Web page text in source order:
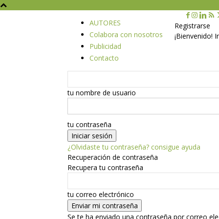
AUTORES
Colabora con nosotros
Publicidad
Contacto
Registrarse
¡Bienvenido!
tu nombre de usuario
tu contraseña
¿Olvidaste tu contraseña? consigue ayuda
Recuperación de contraseña
Recupera tu contraseña
tu correo electrónico
Se te ha enviado una contraseña por correo